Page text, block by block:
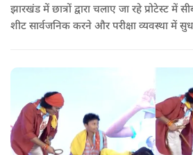
झारखंड में छात्रों द्वारा चलाए जा रहे प्रोटेस्ट
शीट सार्वजनिक करने और परीक्षा व्यवस्था में